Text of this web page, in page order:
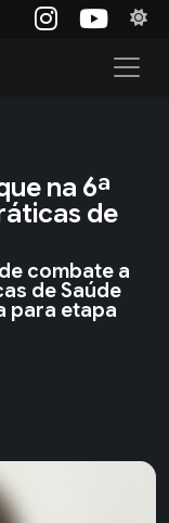
na 6ª
de
combate a
de Saúde
para etapa